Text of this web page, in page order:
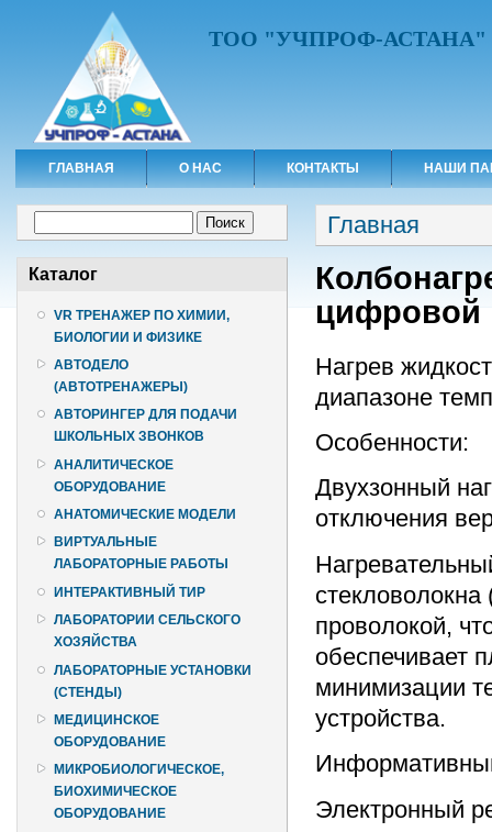
ТОО "УЧПРОФ-АСТАНА"
ГЛАВНАЯ О НАС КОНТАКТЫ НАШИ
Каталог
VR ТРЕНАЖЕР ПО ХИМИИ,
БИОЛОГИИ И ФИЗИКЕ
АВТОДЕЛО
(АВТОТРЕНАЖЕРЫ)
АВТОРИНГЕР ДЛЯ ПОДАЧИ
ШКОЛЬНЫХ ЗВОНКОВ
АНАЛИТИЧЕСКОЕ
ОБОРУДОВАНИЕ
АНАТОМИЧЕСКИЕ МОДЕЛИ
ВИРТУАЛЬНЫЕ
ЛАБОРАТОРНЫЕ РАБОТЫ
ИНТЕРАКТИВНЫЙ ТИР
ЛАБОРАТОРИИ СЕЛЬСКОГО
ХОЗЯЙСТВА
ЛАБОРАТОРНЫЕ УСТАНОВКИ
(СТЕНДЫ)
МЕДИЦИНСКОЕ
ОБОРУДОВАНИЕ
МИКРОБИОЛОГИЧЕСКОЕ,
БИОХИМИЧЕСКОЕ
ОБОРУДОВАНИЕ
Вы здесь
Главная
цифровой
Нагрев
диапазоне
Особенности:
Двухзонный
отключения
проволокой,
обеспечивает
минимизации
устройства.
Электронный